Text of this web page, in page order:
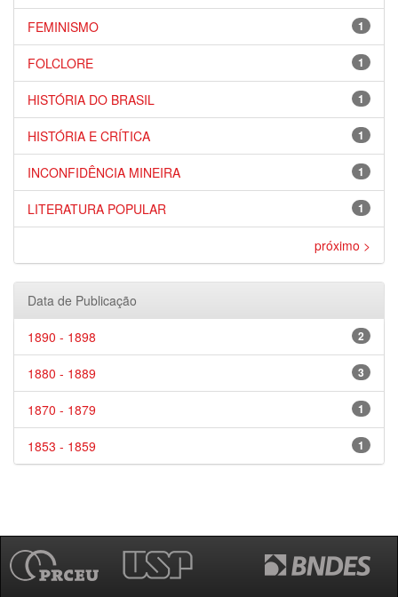
1
FEMINISMO
1
FOLCLORE
1
HISTÓRIA DO BRASIL
1
HISTÓRIA E CRÍTICA
1
INCONFIDÊNCIA MINEIRA
1
LITERATURA POPULAR
próximo >
Data de Publicação
2
1890 - 1898
3
1880 - 1889
1
1870 - 1879
1
1853 - 1859